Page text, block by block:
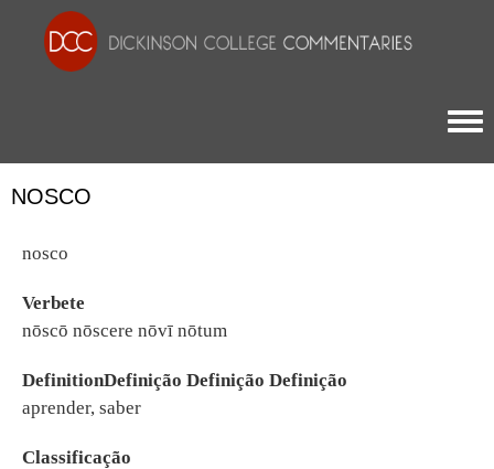
NOSCO
nosco
Verbete
nōscō nōscere nōvī nōtum
DefinitionDefinição Definição Definição
aprender, saber
Classificação